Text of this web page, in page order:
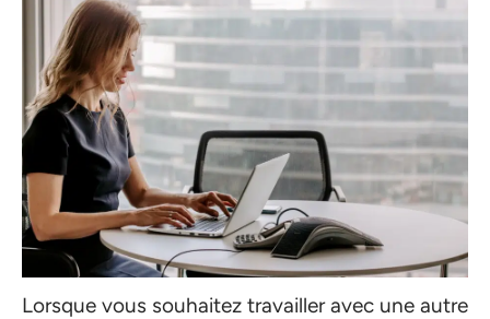
Lorsque vous souhaitez travailler avec une autre